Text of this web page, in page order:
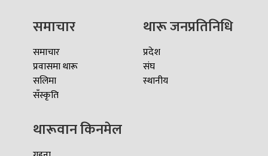
समाचार
समाचार
प्रवासमा थारू
सलिमा
सँस्कृति
थारू जनप्रतिनिधि
प्रदेश
संघ
स्थानीय
थारूवान किनमेल